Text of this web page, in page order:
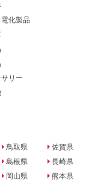
化製品
リー
鳥取県
島根県
岡山県
佐賀県
長崎県
熊本県